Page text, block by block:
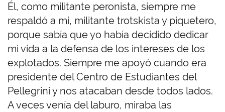
Él, como militante peronista, siempre me
respaldó a mi, militante trotskista y piquetero,
porque sabía que yo había decidido dedicar
mi vida a la defensa de los intereses de los
explotados. Siempre me apoyó cuando era
presidente del Centro de Estudiantes del
Pellegrini y nos atacaban desde todos lados.
A veces venía del laburo, miraba las